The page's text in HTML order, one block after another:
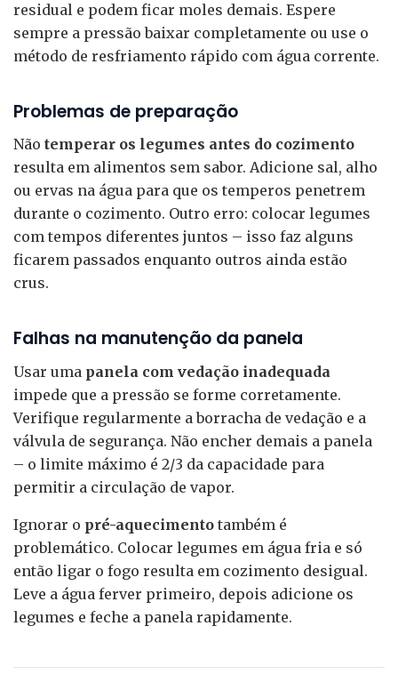
residual e podem ficar moles demais. Espere
sempre a pressão baixar completamente ou use o
método de resfriamento rápido com água corrente.
Problemas de preparação
Não temperar os legumes antes do cozimento
resulta em alimentos sem sabor. Adicione sal, alho
ou ervas na água para que os temperos penetrem
durante o cozimento. Outro erro: colocar legumes
com tempos diferentes juntos – isso faz alguns
ficarem passados enquanto outros ainda estão
crus.
Falhas na manutenção da panela
Usar uma panela com vedação inadequada
impede que a pressão se forme corretamente.
Verifique regularmente a borracha de vedação e a
válvula de segurança. Não encher demais a panela
– o limite máximo é 2/3 da capacidade para
permitir a circulação de vapor.
Ignorar o pré-aquecimento também é
problemático. Colocar legumes em água fria e só
então ligar o fogo resulta em cozimento desigual.
Leve a água ferver primeiro, depois adicione os
legumes e feche a panela rapidamente.